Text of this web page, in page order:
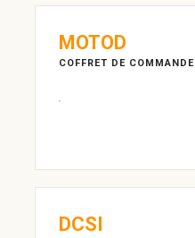
MOTOD
COFFRET DE COMMANDE
DCSI